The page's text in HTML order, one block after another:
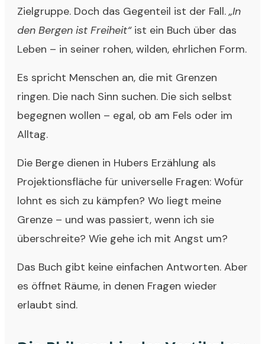
Zielgruppe. Doch das Gegenteil ist der Fall. „In
den Bergen ist Freiheit“ist ein Buch über das
Leben – in seiner rohen, wilden, ehrlichen Form.
Es spricht Menschen an, die mit Grenzen
ringen. Die nach Sinn suchen. Die sich selbst
begegnen wollen – egal, ob am Fels oder im
Alltag.
Die Berge dienen in Hubers Erzählung als
Projektionsfläche für universelle Fragen: Wofür
lohnt es sich zu kämpfen? Wo liegt meine
Grenze – und was passiert, wenn ich sie
überschreite? Wie gehe ich mit Angst um?
Das Buch gibt keine einfachen Antworten. Aber
es öffnet Räume, in denen Fragen wieder
erlaubt sind.